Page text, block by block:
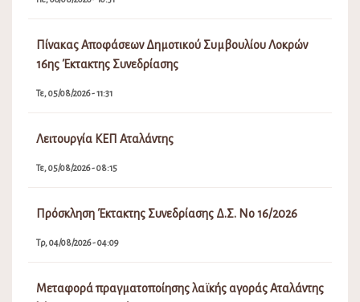
Πίνακας Αποφάσεων Δημοτικού Συμβουλίου Λοκρών
16ης Έκτακτης Συνεδρίασης
Τε, 05/08/2026 - 11:31
Λειτουργία ΚΕΠ Αταλάντης
Τε, 05/08/2026 - 08:15
Πρόσκληση Έκτακτης Συνεδρίασης Δ.Σ. Νο 16/2026
Τρ, 04/08/2026 - 04:09
Μεταφορά πραγματοποίησης λαϊκής αγοράς Αταλάντης